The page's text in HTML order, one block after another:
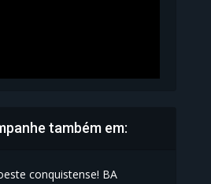
também em:
conquistense! BA